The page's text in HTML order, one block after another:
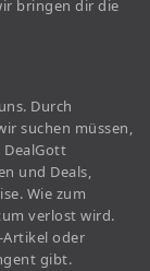
bringen dir die
Durch
suchen müssen,
DealGott
und Deals,
Wie zum
verlost wird.
Artikel oder
gibt.